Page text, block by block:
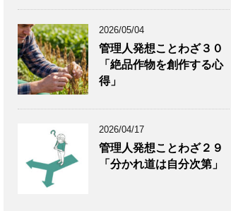
2026/05/04
管理人発想ことわざ３０
「絶品作物を創作する心
得」
2026/04/17
管理人発想ことわざ２９
「分かれ道は自分次第」